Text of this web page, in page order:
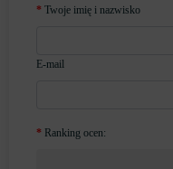
Twoje imię i nazwisko
E-mail
Ranking ocen: